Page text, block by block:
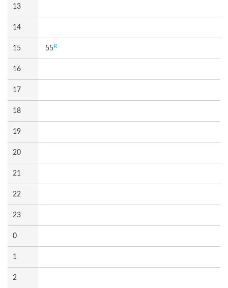
13
14
15 55 R
16
17
18
19
20
21
22
23
0
1
2